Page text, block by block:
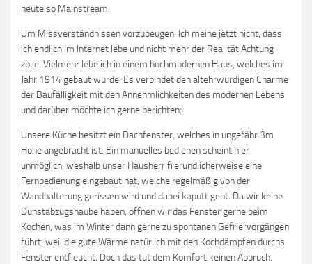
heute so Mainstream.
Um Missverständnissen vorzubeugen: Ich meine jetzt nicht, dass
ich endlich im Internet lebe und nicht mehr der Realität Achtung
zolle. Vielmehr lebe ich in einem hochmodernen Haus, welches im
Jahr 1914 gebaut wurde. Es verbindet den altehrwürdigen Charme
der Baufälligkeit mit den Annehmlichkeiten des modernen Lebens
und darüber möchte ich gerne berichten:
Unsere Küche besitzt ein Dachfenster, welches in ungefähr 3m
Höhe angebracht ist. Ein manuelles bedienen scheint hier
unmöglich, weshalb unser Hausherr frerundlicherweise eine
Fernbedienung eingebaut hat, welche regelmäßig von der
Wandhalterung gerissen wird und dabei kaputt geht. Da wir keine
Dunstabzugshaube haben, öffnen wir das Fenster gerne beim
Kochen, was im Winter dann gerne zu spontanen Gefriervorgängen
führt, weil die gute Wärme natürlich mit den Kochdämpfen durchs
Fenster entfleucht. Doch das tut dem Komfort keinen Abbruch.